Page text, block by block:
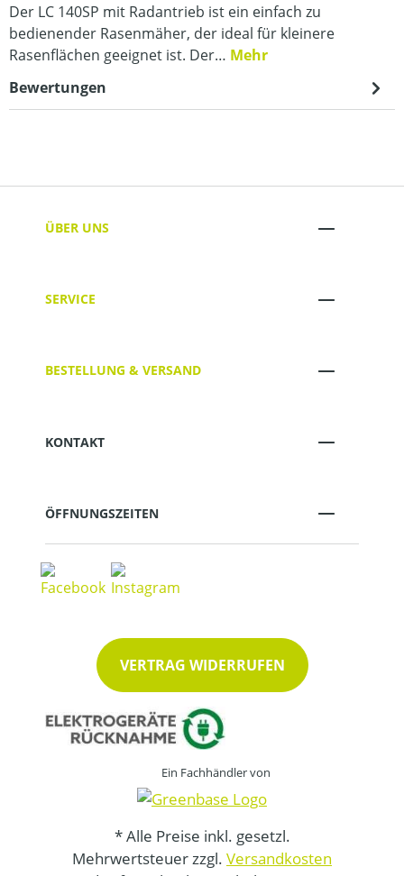
Der LC 140SP mit Radantrieb ist ein einfach zu
bedienender Rasenmäher, der ideal für kleinere
Rasenflächen geeignet ist. Der… Mehr
Bewertungen
ÜBER UNS
SERVICE
BESTELLUNG & VERSAND
KONTAKT
ÖFFNUNGSZEITEN
VERTRAG WIDERRUFEN
Ein Fachhändler von
* Alle Preise inkl. gesetzl.
Mehrwertsteuer zzgl. Versandkosten